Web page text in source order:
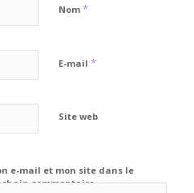
Nom *
E-mail *
Site web
e-mail et mon site dans le
commentaire.